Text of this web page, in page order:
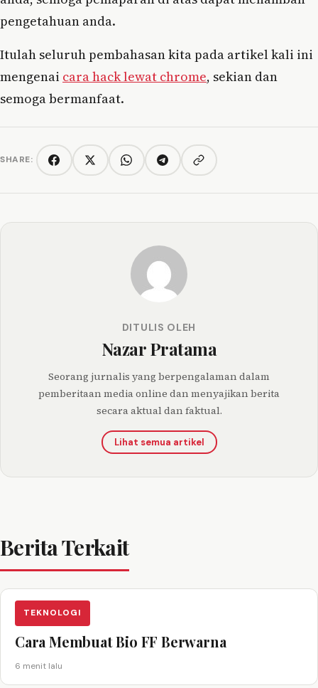
pengetahuan anda.
Itulah seluruh pembahasan kita pada artikel kali ini
mengenai cara hack lewat chrome, sekian dan
semoga bermanfaat.
SHARE: FacebookTwitter/XWhatsAppTelegramCopy link
DITULIS OLEH
Nazar Pratama
Seorang jurnalis yang berpengalaman dalam
pemberitaan media online dan menyajikan berita
secara aktual dan faktual.
Lihat semua artikel
Berita Terkait
TEKNOLOGI
Cara Membuat Bio FF Berwarna
6 menit lalu